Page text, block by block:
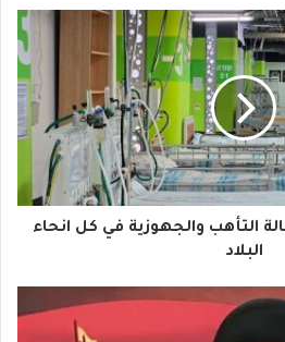
التأهب والجهوزية في كل انحاء
البلاد